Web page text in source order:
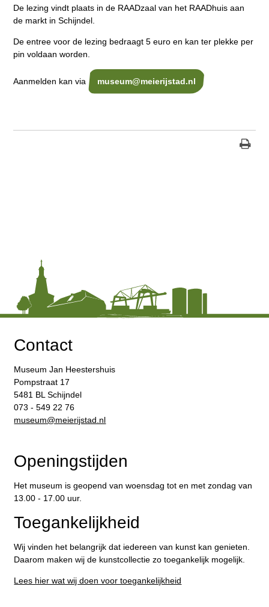
De lezing vindt plaats in de RAADzaal van het RAADhuis aan
de markt in Schijndel.
De entree voor de lezing bedraagt 5 euro en kan ter plekke per
pin voldaan worden.
Aanmelden kan via museum@meierijstad.nl
Contact
Museum Jan Heestershuis
Pompstraat 17
5481 BL Schijndel
073 - 549 22 76
​museum@meierijstad.nl
Openingstijden
Het museum is geopend van woensdag tot en met zondag van
13.00 - 17.00 uur.
Toegankelijkheid
Wij vinden het belangrijk dat iedereen van kunst kan genieten.
Daarom maken wij de kunstcollectie zo toegankelijk mogelijk.
Lees hier wat wij doen voor toegankelijkheid